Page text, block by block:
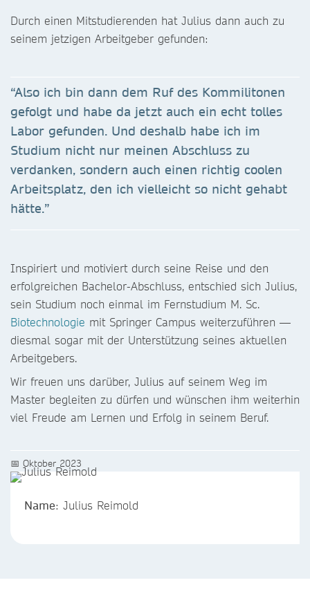
Durch einen Mitstudierenden hat Julius dann auch zu
seinem jetzigen Arbeitgeber gefunden:
“Also ich bin dann dem Ruf des Kommilitonen
gefolgt und habe da jetzt auch ein echt tolles
Labor gefunden. Und deshalb habe ich im
Studium nicht nur meinen Abschluss zu
verdanken, sondern auch einen richtig coolen
Arbeitsplatz, den ich vielleicht so nicht gehabt
hätte.”
Inspiriert und motiviert durch seine Reise und den
erfolgreichen Bachelor-Abschluss, entschied sich Julius,
sein Studium noch einmal im Fernstudium M. Sc.
Biotechnologie mit Springer Campus weiterzuführen —
diesmal sogar mit der Unterstützung seines aktuellen
Arbeitgebers.
Wir freuen uns darüber, Julius auf seinem Weg im
Master begleiten zu dürfen und wünschen ihm weiterhin
viel Freude am Lernen und Erfolg in seinem Beruf.
📅 Oktober 2023
Name: Julius Reimold